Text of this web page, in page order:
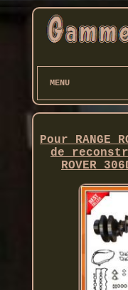
MENU
Pour RANGE
de
ROVER